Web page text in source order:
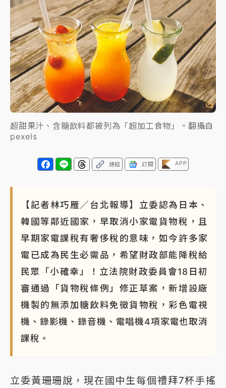
中信慈善基金會想增加董事人數！辜仲諒向法院聲請遭
駁 理由曝光
故宮《龍藏經》特展第2檔！今線上預約開賣一度塞車
周六起展出延長至晚上7時
台東農業處長涉圖利渡假村！東檢抗告成功 今重開羈
押庭
父親節泡湯了！中颱白海豚雨彈轟3天 「紅到發紫」降
雨熱區曝
超甜果汁、含糖飲料都被列為「超加工食物」。翻攝自
pexels
連結 訂閱 APP
【記者林巧雁／台北報導】立委認為日本、
韓國等鄰近國家，早取消小家電貨物稅，且
早期家電課稅有奢侈稅的意味，如今許多家
電已成為民生必需品，希望財政部能降稅給
民眾「小確幸」！立法院財政委員會18日初
審通過「貨物稅條例」修正草案，新增設廠
機製的無添加糖飲料免徵貨物稅，彩色電視
機、錄影機、錄音機、電唱機4項家電也取消
課稅。
立委黃珊珊說，現在國中生每個禮拜7杯手搖